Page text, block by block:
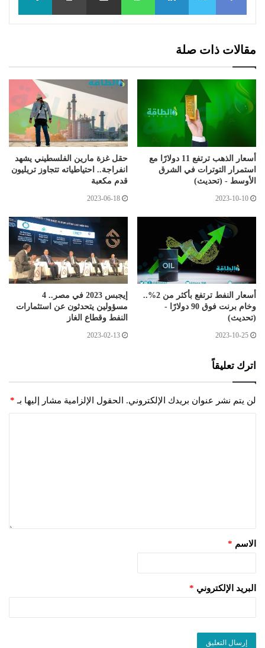
مقالات ذات صلة
أسعار الذهب ترتفع 11 دولارًا مع
استمرار التوترات في الشرق
الأوسط - (تحديث)
2023-10-10
حقل غزة مارين الفلسطيني يشهد
انفراجة.. احتياطياته تتجاوز تريليون
قدم مكعبة
2023-06-18
أسعار النفط ترتفع بأكثر من 2%..
وخام برنت فوق 90 دولارًا -
(تحديث)
2023-10-25
إيجبس 2023 في مصر.. 4
مسؤولين يتحدثون عن استثمارات
النفط وقطاع الغاز
2023-02-13
اترك تعليقاً
لن يتم نشر عنوان بريدك الإلكتروني. الحقول الإلزامية مشار إليها بـ *
الاسم *
البريد الإلكتروني *